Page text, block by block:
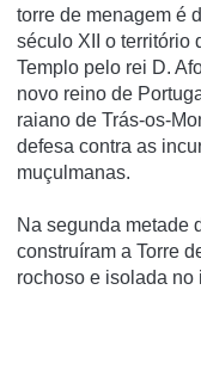
torre de menagem é
século XII o território
Templo pelo rei D.
novo reino de
raiano de Trás-os-
defesa contra as
muçulmanas.
Na segunda metade
construíram a Torre
rochoso e isolada no